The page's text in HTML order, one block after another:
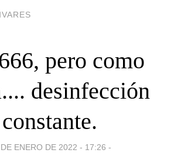
pero como
desinfección
constante.
ENERO DE 2022 - 17:26 -